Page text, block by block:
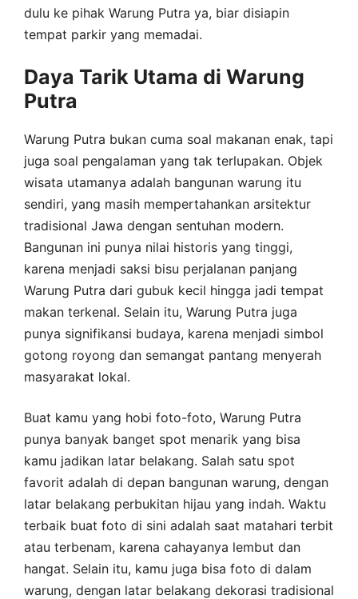
dulu ke pihak Warung Putra ya, biar disiapin
tempat parkir yang memadai.
Daya Tarik Utama di Warung
Putra
Warung Putra bukan cuma soal makanan enak, tapi
juga soal pengalaman yang tak terlupakan. Objek
wisata utamanya adalah bangunan warung itu
sendiri, yang masih mempertahankan arsitektur
tradisional Jawa dengan sentuhan modern.
Bangunan ini punya nilai historis yang tinggi,
karena menjadi saksi bisu perjalanan panjang
Warung Putra dari gubuk kecil hingga jadi tempat
makan terkenal. Selain itu, Warung Putra juga
punya signifikansi budaya, karena menjadi simbol
gotong royong dan semangat pantang menyerah
masyarakat lokal.
Buat kamu yang hobi foto-foto, Warung Putra
punya banyak banget spot menarik yang bisa
kamu jadikan latar belakang. Salah satu spot
favorit adalah di depan bangunan warung, dengan
latar belakang perbukitan hijau yang indah. Waktu
terbaik buat foto di sini adalah saat matahari terbit
atau terbenam, karena cahayanya lembut dan
hangat. Selain itu, kamu juga bisa foto di dalam
warung, dengan latar belakang dekorasi tradisional